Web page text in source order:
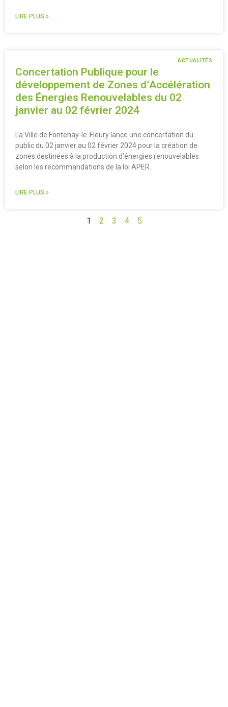
LIRE PLUS »
ACTUALITÉS
Concertation Publique pour le
développement de Zones d’Accélération
des Énergies Renouvelables du 02
janvier au 02 février 2024
La Ville de Fontenay-le-Fleury lance une concertation du
public du 02 janvier au 02 février 2024 pour la création de
zones destinées à la production d’énergies renouvelables
selon les recommandations de la loi APER.
LIRE PLUS »
1 2 3 4 5